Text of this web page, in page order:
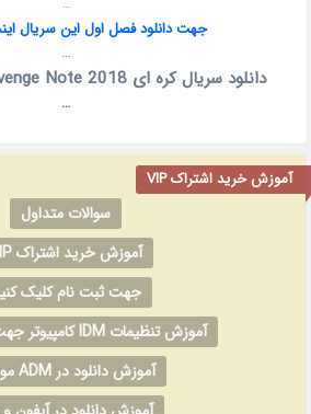
…
جهت دانلود فصل اول این سریال
…
دانلود سریال کره ای Revenge Note 2018 با لینک مستقیم
…
آموزش خرید اشتراک VIP
سوالات متداول
آموزش خرید اشتراک VIP
جهت ثبت نام کلیک
آموزش تنظیمات IDM کامپیوتر جهت دانلود VIP
آموزش دانلود در ADM موبایل